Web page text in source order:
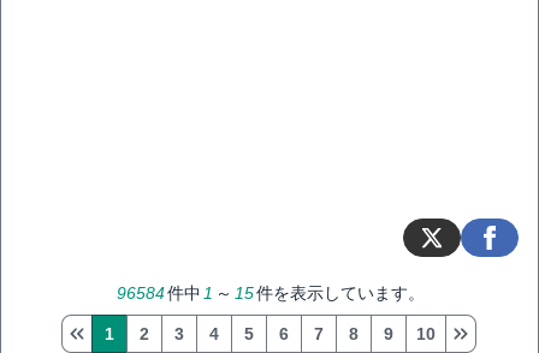
96584件中 1 ～ 15件を表示しています。
1 2 3 4 5 6 7 8 9 10